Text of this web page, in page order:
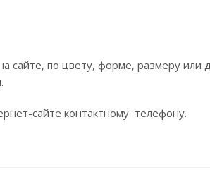
по цвету, форме, размеру или
сайте контактному телефону.